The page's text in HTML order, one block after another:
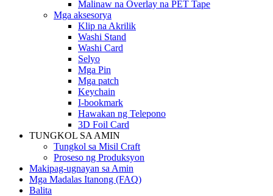
Malinaw na Overlay na PET Tape
Mga aksesorya
Klip na Akrilik
Washi Stand
Washi Card
Selyo
Mga Pin
Mga patch
Keychain
I-bookmark
Hawakan ng Telepono
3D Foil Card
TUNGKOL SA AMIN
Tungkol sa Misil Craft
Proseso ng Produksyon
Makipag-ugnayan sa Amin
Mga Madalas Itanong (FAQ)
Balita